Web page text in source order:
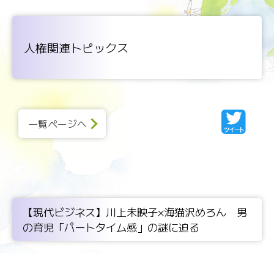
人権関連トピックス
一覧ページへ
【現代ビジネス】川上未映子×海猫沢めろん 男
の育児「パートタイム感」の謎に迫る